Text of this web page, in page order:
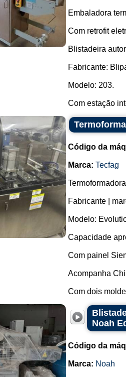
Embaladora
Com retrofit
Blistadeira
Fabricante:
Modelo: 203.
Com estação
Código da
Marca: Tecfag
Fabricante |
Modelo:
Capacidade
Com painel
Acompanha
Com dois
Noah
Código da
Marca: Noah